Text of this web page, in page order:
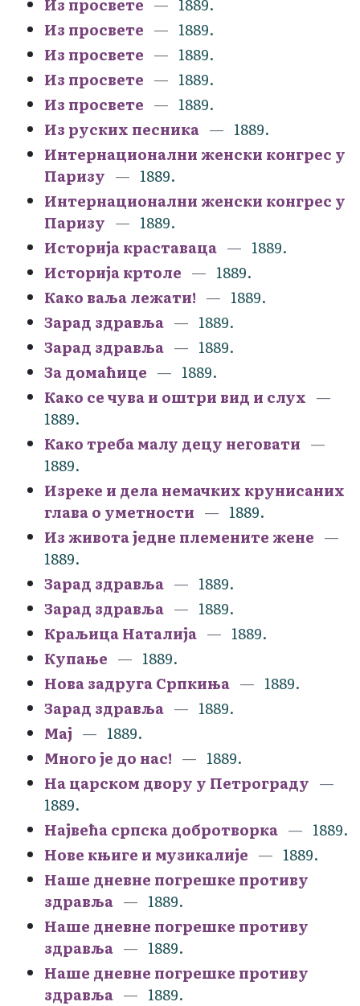
Из просвете
1889.
Из просвете
1889.
Из просвете
1889.
Из просвете
1889.
Из руских песника
1889.
Интернационални женски конгрес у
Паризу
1889.
Интернационални женски конгрес у
Паризу
1889.
Историја краставаца
1889.
Историја кртоле
1889.
Како ваља лежати!
1889.
Зарад здравља
1889.
Зарад здравља
1889.
За домаћице
1889.
Како се чува и оштри вид и слух
1889.
Како треба малу децу неговати
1889.
Изреке и дела немачких крунисаних
глава о уметности
1889.
Из живота једне племените жене
1889.
Зарад здравља
1889.
Зарад здравља
1889.
Краљица Наталија
1889.
Купање
1889.
Нова задруга Српкиња
1889.
Зарад здравља
1889.
Мај
1889.
Много је до нас!
1889.
На царском двору у Петрограду
1889.
Највећа српска добротворка
1889.
Нове књиге и музикалије
1889.
Наше дневне погрешке противу
здравља
1889.
Наше дневне погрешке противу
здравља
1889.
Наше дневне погрешке противу
здравља
1889.